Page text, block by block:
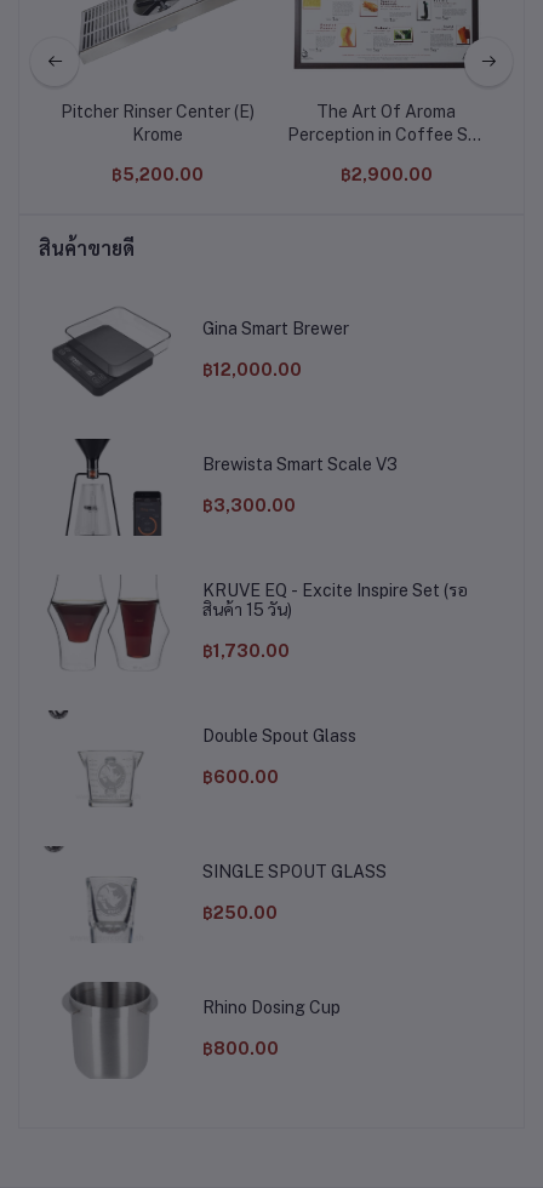
Pitcher Rinser Center (E)
Krome
฿5,200.00
The Art Of Aroma
Perception in Coffee Set
฿2,900.00
สินค้าขายดี
Gina Smart Brewer
฿12,000.00
Brewista Smart Scale V3
฿3,300.00
KRUVE EQ - Excite Inspire Set (รอ
สินค้า 15 วัน)
฿1,730.00
Double Spout Glass
฿600.00
SINGLE SPOUT GLASS
฿250.00
Rhino Dosing Cup
฿800.00